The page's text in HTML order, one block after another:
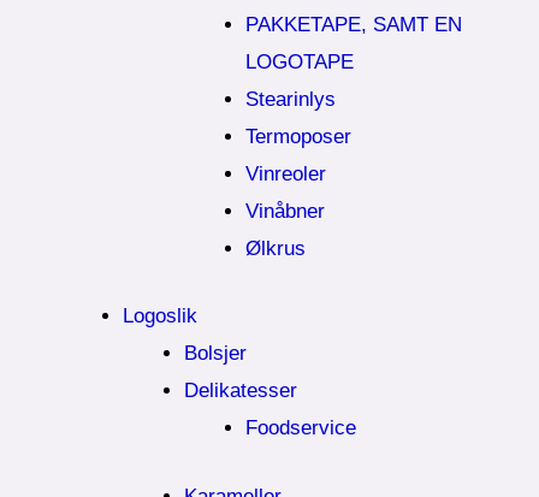
PAKKETAPE, SAMT EN
LOGOTAPE
Stearinlys
Termoposer
Vinreoler
Vinåbner
Ølkrus
Logoslik
Bolsjer
Delikatesser
Foodservice